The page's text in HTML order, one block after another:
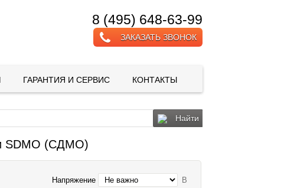
8 (495) 648-63-99
ЗАКАЗАТЬ ЗВОНОК
ГАРАНТИЯ И СЕРВИС КОНТАКТЫ
Найти
SDMO (СДМО)
Напряжение В